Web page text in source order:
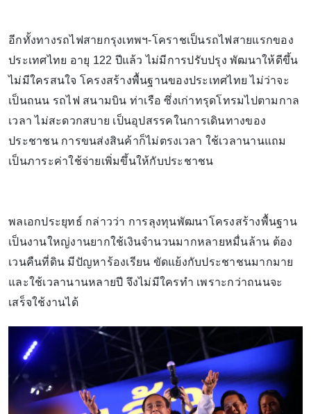
อีกทั้งทางรถไฟสายกรุงเทพฯ-โคราชเป็นรถไฟสายแรกของ
ประเทศไทย อายุ 122 ปีแล้ว ไม่มีการปรับปรุง พัฒนาให้ดีขึ้น
ไม่มีใครสนใจ โครงสร้างพื้นฐานของประเทศไทย ไม่ว่าจะ
เป็นถนน รถไฟ สนามบิน ท่าเรือ ซึ่งเก่าทรุดโทรมไปตามกาล
เวลา ไม่สะดวกสบาย เป็นอุปสรรคในการเดินทางของ
ประชาชน การขนส่งสินค้าก็ไม่ตรงเวลา ใช้เวลานานแถม
เป็นภาระค่าใช้จ่ายเพิ่มขึ้นให้กับประชาชน
พลเอกประยุทธ์ กล่าวว่า การลุงทุนพัฒนาโครงสร้างพื้นฐาน
เป็นงานใหญ่งานยากใช้เงินจำนวนมากหลายหมื่นล้าน ต้อง
เวนคืนที่ดิน มีปัญหาร้องเรียน ขัดแย้งกับประชาชนมากมาย
และใช้เวลานานหลายปี จึงไม่มีใครทำ เพราะกว่าถนนจะ
เสร็จใช้งานได้